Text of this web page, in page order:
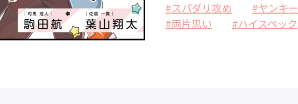
#スパダリ攻め #ヤンキー
#両片思い
#ハイスペック